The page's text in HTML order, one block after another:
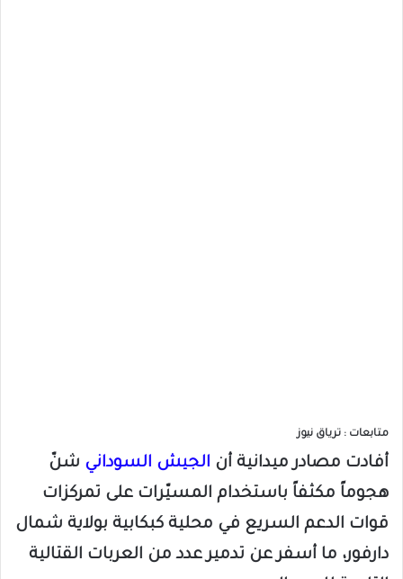
متابعات : ترياق نيوز
أفادت مصادر ميدانية أن الجيش السوداني شنّ
هجوماً مكثفاً باستخدام المسيّرات على تمركزات
قوات الدعم السريع في محلية كبكابية بولاية شمال
دارفور، ما أسفر عن تدمير عدد من العربات القتالية